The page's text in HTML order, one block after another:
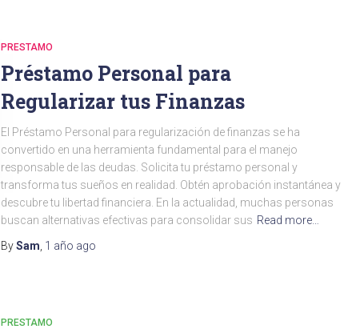
PRESTAMO
Préstamo Personal para
Regularizar tus Finanzas
El Préstamo Personal para regularización de finanzas se ha
convertido en una herramienta fundamental para el manejo
responsable de las deudas. Solicita tu préstamo personal y
transforma tus sueños en realidad. Obtén aprobación instantánea y
descubre tu libertad financiera. En la actualidad, muchas personas
buscan alternativas efectivas para consolidar sus Read more…
BySam 1 año ago
PRESTAMO